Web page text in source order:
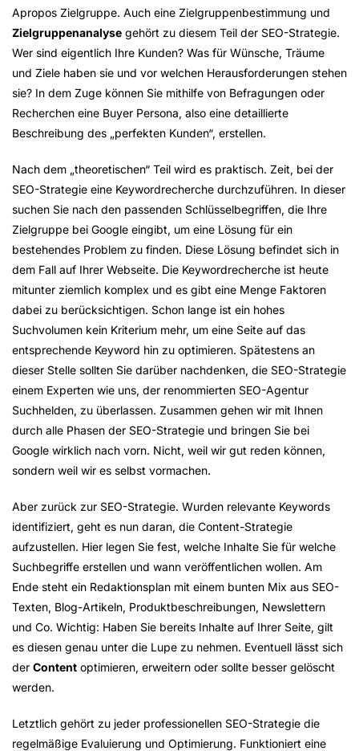
Apropos Zielgruppe. Auch eine Zielgruppenbestimmung und
Zielgruppenanalyse gehört zu diesem Teil der SEO-Strategie.
Wer sind eigentlich Ihre Kunden? Was für Wünsche, Träume
und Ziele haben sie und vor welchen Herausforderungen stehen
sie? In dem Zuge können Sie mithilfe von Befragungen oder
Recherchen eine Buyer Persona, also eine detaillierte
Beschreibung des „perfekten Kunden“, erstellen.
Nach dem „theoretischen“ Teil wird es praktisch. Zeit, bei der
SEO-Strategie eine Keywordrecherche durchzuführen. In dieser
suchen Sie nach den passenden Schlüsselbegriffen, die Ihre
Zielgruppe bei Google eingibt, um eine Lösung für ein
bestehendes Problem zu finden. Diese Lösung befindet sich in
dem Fall auf Ihrer Webseite. Die Keywordrecherche ist heute
mitunter ziemlich komplex und es gibt eine Menge Faktoren
dabei zu berücksichtigen. Schon lange ist ein hohes
Suchvolumen kein Kriterium mehr, um eine Seite auf das
entsprechende Keyword hin zu optimieren. Spätestens an
dieser Stelle sollten Sie darüber nachdenken, die SEO-Strategie
einem Experten wie uns, der renommierten SEO-Agentur
Suchhelden, zu überlassen. Zusammen gehen wir mit Ihnen
durch alle Phasen der SEO-Strategie und bringen Sie bei
Google wirklich nach vorn. Nicht, weil wir gut reden können,
sondern weil wir es selbst vormachen.
Aber zurück zur SEO-Strategie. Wurden relevante Keywords
identifiziert, geht es nun daran, die Content-Strategie
aufzustellen. Hier legen Sie fest, welche Inhalte Sie für welche
Suchbegriffe erstellen und wann veröffentlichen wollen. Am
Ende steht ein Redaktionsplan mit einem bunten Mix aus SEO-
Texten, Blog-Artikeln, Produktbeschreibungen, Newslettern
und Co. Wichtig: Haben Sie bereits Inhalte auf Ihrer Seite, gilt
es diesen genau unter die Lupe zu nehmen. Eventuell lässt sich
der Content optimieren, erweitern oder sollte besser gelöscht
werden.
Letztlich gehört zu jeder professionellen SEO-Strategie die
regelmäßige Evaluierung und Optimierung. Funktioniert eine